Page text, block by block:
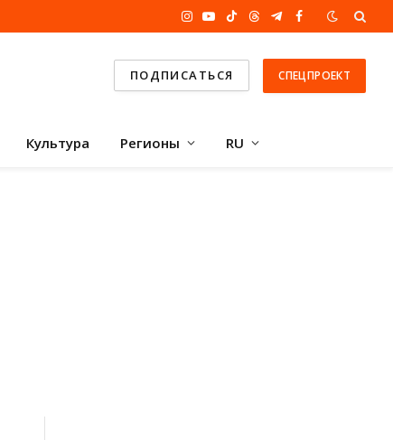
Instagram
YouTube
TikTokThreadsTelegram
Facebook
ПОДПИСАТЬСЯ СПЕЦПРОЕКТ
Культура Регионы RU